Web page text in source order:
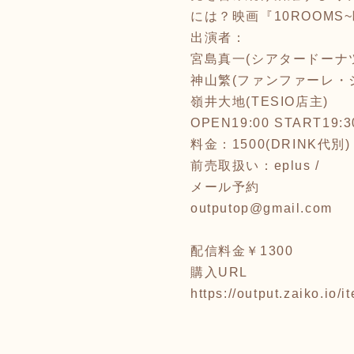
には？映画『
出演者：
宮島真一(シアタードーナ
神山繁(ファンファーレ
嶺井大地(TESIO店主)
OPEN19:00
料金：1500(DRINK代別)
前売取扱い：eplus /
メール予約
outputop@gmail.com
配信料金￥1300
購入URL
https://output.zaiko.io/